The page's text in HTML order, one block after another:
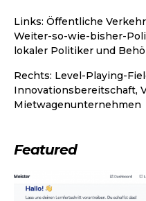
Links: Öffentliche
Weiter-so-wie-bisher-
lokaler Politiker und
Rechts: Level-Playing-
Innovationsbereitschaft,
Mietwagenunternehmen
Featured